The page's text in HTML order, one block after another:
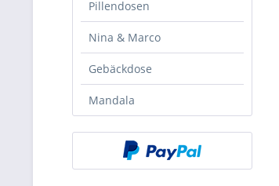
Pillendosen
Nina & Marco
Gebäckdose
Mandala